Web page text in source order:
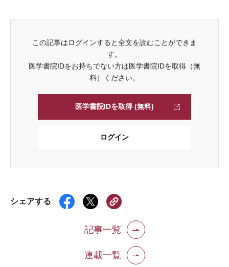
この記事はログインすると全文を読むことができま
す。
医学書院IDをお持ちでない方は医学書院IDを取得（無
料）ください。
医学書院IDを取得 (無料)
ログイン
シェアする
記事一覧
連載一覧